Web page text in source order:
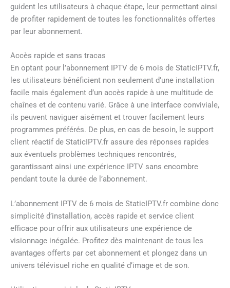
guident les utilisateurs à chaque étape, leur permettant ainsi
de profiter rapidement de toutes les fonctionnalités offertes
par leur abonnement.
Accès rapide et sans tracas
En optant pour l’abonnement IPTV de 6 mois de StaticIPTV.fr,
les utilisateurs bénéficient non seulement d’une installation
facile mais également d’un accès rapide à une multitude de
chaînes et de contenu varié. Grâce à une interface conviviale,
ils peuvent naviguer aisément et trouver facilement leurs
programmes préférés. De plus, en cas de besoin, le support
client réactif de StaticIPTV.fr assure des réponses rapides
aux éventuels problèmes techniques rencontrés,
garantissant ainsi une expérience IPTV sans encombre
pendant toute la durée de l’abonnement.
L’abonnement IPTV de 6 mois de StaticIPTV.fr combine donc
simplicité d’installation, accès rapide et service client
efficace pour offrir aux utilisateurs une expérience de
visionnage inégalée. Profitez dès maintenant de tous les
avantages offerts par cet abonnement et plongez dans un
univers télévisuel riche en qualité d’image et de son.